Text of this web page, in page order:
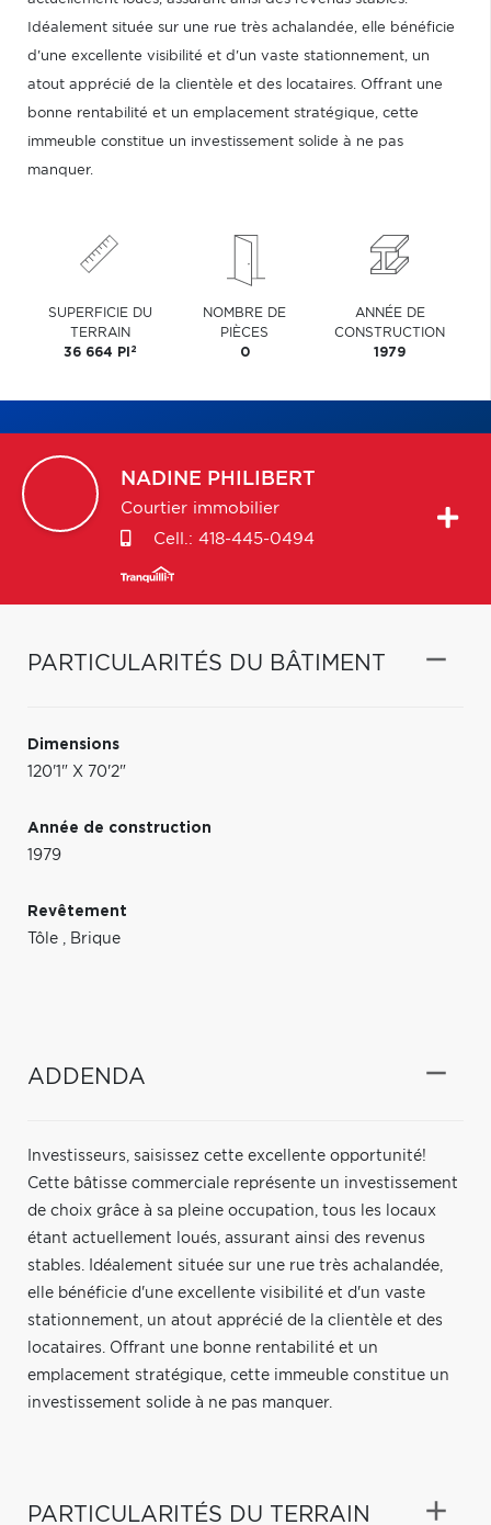
Idéalement située sur une rue très achalandée, elle bénéficie
d'une excellente visibilité et d'un vaste stationnement, un
atout apprécié de la clientèle et des locataires. Offrant une
bonne rentabilité et un emplacement stratégique, cette
immeuble constitue un investissement solide à ne pas
manquer.
SUPERFICIE DU
TERRAIN
36 664 PI 2
NOMBRE DE
PIÈCES
0
ANNÉE DE
CONSTRUCTION
1979
NADINE PHILIBERT
Courtier immobilier
Cell.: 418-445-0494
PARTICULARITÉS DU BÂTIMENT
Dimensions
120'1" X 70'2"
Année de construction
1979
Revêtement
Tôle , Brique
ADDENDA
Investisseurs, saisissez cette excellente opportunité!
Cette bâtisse commerciale représente un investissement
de choix grâce à sa pleine occupation, tous les locaux
étant actuellement loués, assurant ainsi des revenus
stables. Idéalement située sur une rue très achalandée,
elle bénéficie d'une excellente visibilité et d'un vaste
stationnement, un atout apprécié de la clientèle et des
locataires. Offrant une bonne rentabilité et un
emplacement stratégique, cette immeuble constitue un
investissement solide à ne pas manquer.
PARTICULARITÉS DU TERRAIN